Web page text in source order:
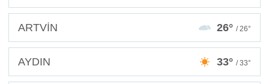
ARTVİN 26° / 26°
AYDIN 33° / 33°